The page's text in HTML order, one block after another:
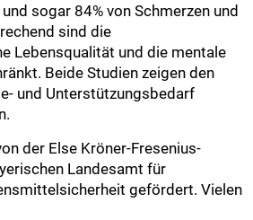
sogar 84% von Schmerzen und
sind die
Lebensqualität und die mentale
Beide Studien zeigen den
und Unterstützungsbedarf
der Else Kröner-Fresenius-
Landesamt für
gefördert. Vielen